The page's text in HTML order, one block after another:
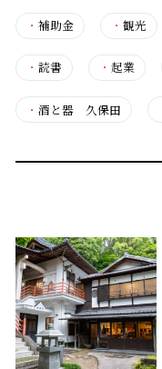
・ 補助金 ・観光
・ 読書 ・起業
・ 酒と器 久保田